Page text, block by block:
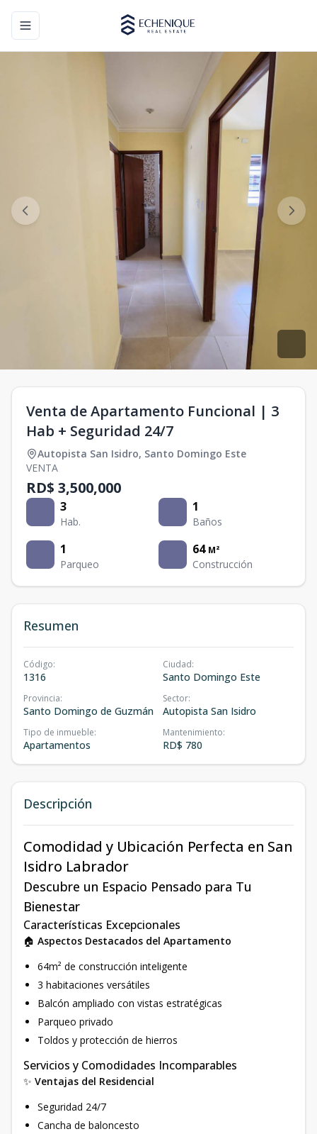
Toggle navigation menu
Venta de Apartamento Funcional | 3
Hab + Seguridad 24/7
Autopista San Isidro, Santo Domingo Este
VENTA
RD$ 3,500,000
3
Hab.
1
Baños
1
Parqueo
64 M²
Construcción
Resumen
Código:
1316
Ciudad:
Santo Domingo Este
Provincia:
Santo Domingo de Guzmán
Sector:
Autopista San Isidro
Tipo de inmueble:
Apartamentos
Mantenimiento:
RD$ 780
Descripción
Comodidad y Ubicación Perfecta en San
Isidro Labrador
Descubre un Espacio Pensado para Tu
Bienestar
Características Excepcionales
🏠 Aspectos Destacados del Apartamento
64m² de construcción inteligente
3 habitaciones versátiles
Balcón ampliado con vistas estratégicas
Parqueo privado
Toldos y protección de hierros
Servicios y Comodidades Incomparables
✨ Ventajas del Residencial
Seguridad 24/7
Cancha de baloncesto